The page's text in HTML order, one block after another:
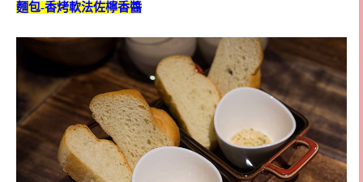
麵包-香烤軟法佐檸香醬